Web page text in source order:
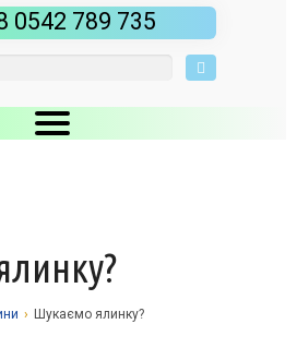
0542 789 735
заклад
Історіяпроцес
› Шукаємо ялинку?